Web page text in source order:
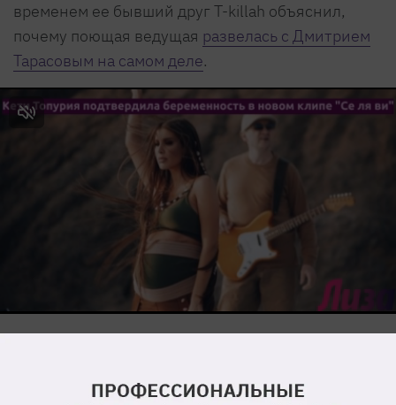
временем ее бывший друг T-killah объяснил,
почему поющая ведущая развелась с Дмитрием
Тарасовым на самом деле.
перебороть лень и попробовать